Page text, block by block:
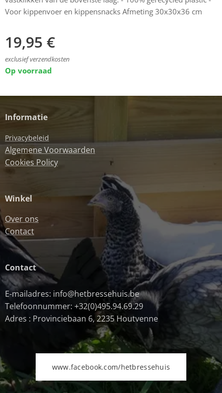
Voor kippenvoer en kippensnacks Afmeting 30x30x36 cm
19,95 €
exclusief verzendkosten
Op voorraad
Informatie
Privacybeleid
Algemene Voorwaarden
Cookies Policy
Winkel
Over ons
Contact
Contact
E-mailadres: info@hetbressehuis.be
Telefoonnummer: +32(0)495.94.69.29
Adres : Provinciebaan 6, 2235 Houtvenne
www.facebook.com/hetbressehuis